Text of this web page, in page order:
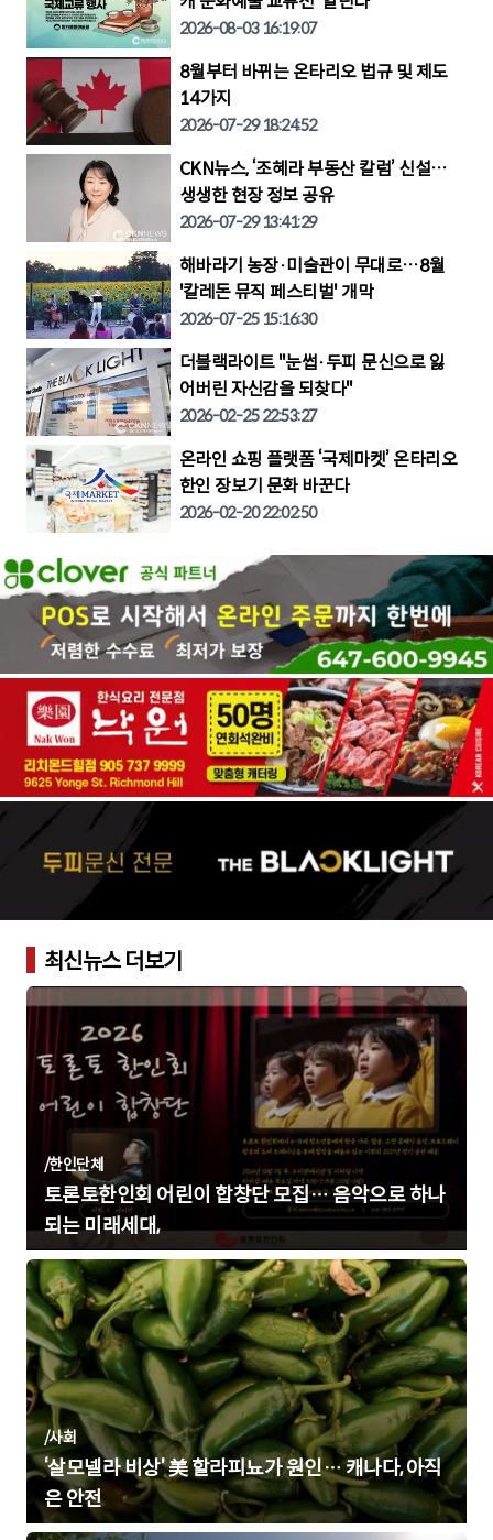
2026-08-03 16:19:07
8월부터 바뀌는 온타리오 법규 및 제도
14가지
2026-07-29 18:24:52
CKN뉴스, ‘조혜라 부동산 칼럼’ 신설…
생생한 현장 정보 공유
2026-07-29 13:41:29
해바라기 농장·미술관이 무대로…8월
'칼레돈 뮤직 페스티벌' 개막
2026-07-25 15:16:30
더블랙라이트 "눈썹·두피 문신으로 잃
어버린 자신감을 되찾다"
2026-02-25 22:53:27
온라인 쇼핑 플랫폼 ‘국제마켓’ 온타리오
한인 장보기 문화 바꾼다
2026-02-20 22:02:50
최신뉴스 더보기
/한인단체
토론토한인회 어린이 합창단 모집… 음악으로 하나
되는 미래세대,
/사회
‘살모넬라 비상’ 美 할라피뇨가 원인… 캐나다, 아직
은 안전